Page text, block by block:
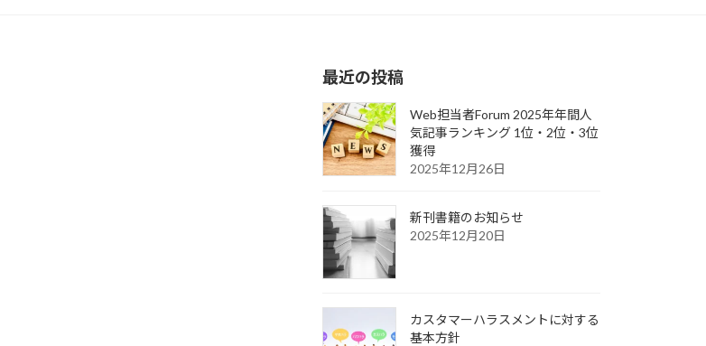
最近の投稿
Web担当者Forum 2025年年間人
気記事ランキング 1位・2位・3位
獲得
2025年12月26日
新刊書籍のお知らせ
2025年12月20日
カスタマーハラスメントに対する
基本方針